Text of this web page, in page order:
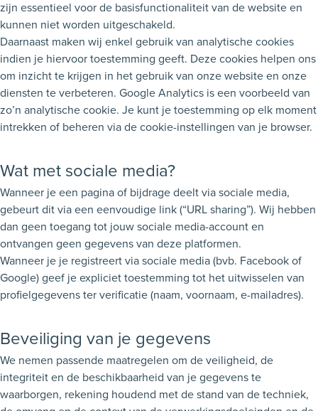
zijn essentieel voor de basisfunctionaliteit van de website en
kunnen niet worden uitgeschakeld.
Daarnaast maken wij enkel gebruik van analytische cookies
indien je hiervoor toestemming geeft. Deze cookies helpen ons
om inzicht te krijgen in het gebruik van onze website en onze
diensten te verbeteren. Google Analytics is een voorbeeld van
zo’n analytische cookie. Je kunt je toestemming op elk moment
intrekken of beheren via de cookie-instellingen van je browser.
Wat met sociale media?
Wanneer je een pagina of bijdrage deelt via sociale media,
gebeurt dit via een eenvoudige link (“URL sharing”). Wij hebben
dan geen toegang tot jouw sociale media-account en
ontvangen geen gegevens van deze platformen.
Wanneer je je registreert via sociale media (bvb. Facebook of
Google) geef je expliciet toestemming tot het uitwisselen van
profielgegevens ter verificatie (naam, voornaam, e-mailadres).
Beveiliging van je gegevens
We nemen passende maatregelen om de veiligheid, de
integriteit en de beschikbaarheid van je gegevens te
waarborgen, rekening houdend met de stand van de techniek,